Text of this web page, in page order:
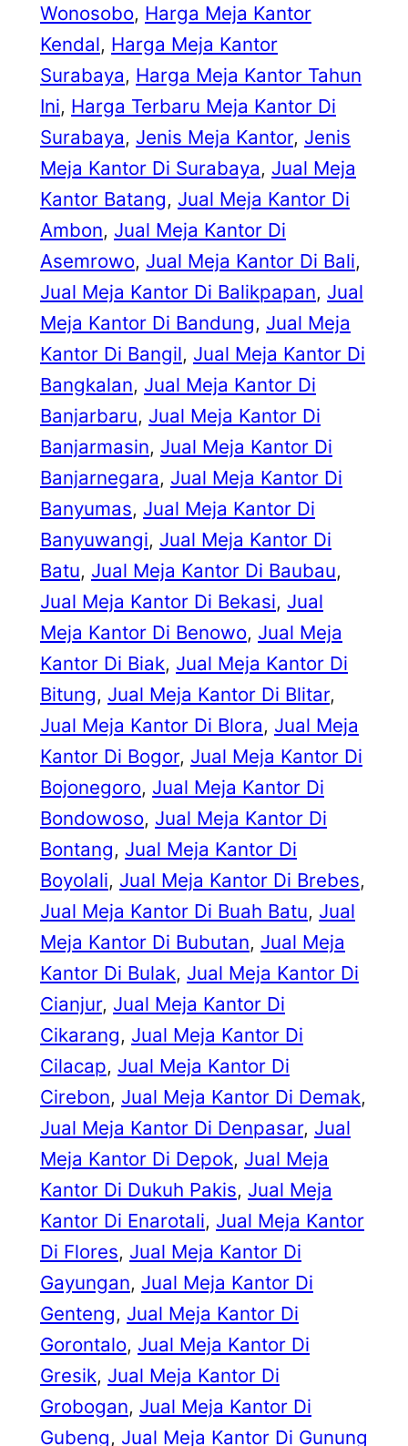
Wonosobo, Harga Meja Kantor
Kendal, Harga Meja Kantor
Surabaya, Harga Meja Kantor Tahun
Ini, Harga Terbaru Meja Kantor Di
Surabaya, Jenis Meja Kantor, Jenis
Meja Kantor Di Surabaya, Jual Meja
Kantor Batang, Jual Meja Kantor Di
Ambon, Jual Meja Kantor Di
Asemrowo, Jual Meja Kantor Di Bali
Jual Meja Kantor Di Balikpapan, Jual
Meja Kantor Di Bandung, Jual Meja
Kantor Di Bangil, Jual Meja Kantor Di
Bangkalan, Jual Meja Kantor Di
Banjarbaru, Jual Meja Kantor Di
Banjarmasin, Jual Meja Kantor Di
Banjarnegara, Jual Meja Kantor Di
Banyumas, Jual Meja Kantor Di
Banyuwangi, Jual Meja Kantor Di
Batu, Jual Meja Kantor Di Baubau
Jual Meja Kantor Di Bekasi, Jual
Meja Kantor Di Benowo, Jual Meja
Kantor Di Biak, Jual Meja Kantor Di
Bitung, Jual Meja Kantor Di Blitar
Jual Meja Kantor Di Blora, Jual Meja
Kantor Di Bogor, Jual Meja Kantor Di
Bojonegoro, Jual Meja Kantor Di
Bondowoso, Jual Meja Kantor Di
Bontang, Jual Meja Kantor Di
Boyolali, Jual Meja Kantor Di Brebes
Jual Meja Kantor Di Buah Batu, Jual
Meja Kantor Di Bubutan, Jual Meja
Kantor Di Bulak, Jual Meja Kantor Di
Cianjur, Jual Meja Kantor Di
Cikarang, Jual Meja Kantor Di
Cilacap, Jual Meja Kantor Di
Cirebon, Jual Meja Kantor Di Demak
Jual Meja Kantor Di Denpasar, Jual
Meja Kantor Di Depok, Jual Meja
Kantor Di Dukuh Pakis, Jual Meja
Kantor Di Enarotali, Jual Meja Kantor
Di Flores, Jual Meja Kantor Di
Gayungan, Jual Meja Kantor Di
Genteng, Jual Meja Kantor Di
Gorontalo, Jual Meja Kantor Di
Gresik, Jual Meja Kantor Di
Grobogan, Jual Meja Kantor Di
Gubeng, Jual Meja Kantor Di Gunung